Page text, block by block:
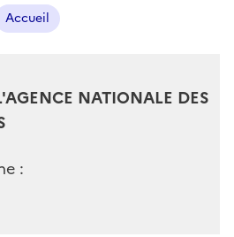
Accueil
NATIONALE DES
: